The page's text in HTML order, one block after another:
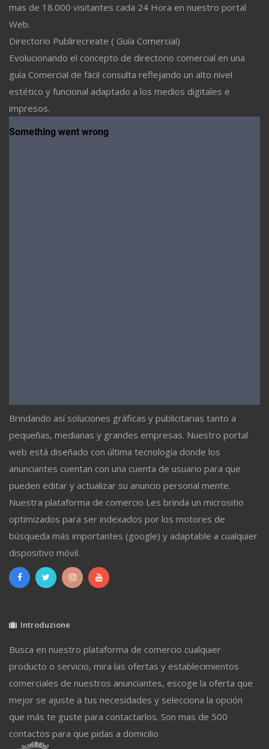
mas de 18.000 visitantes cada 24 Hora en nuestro portal
Web.
Directorio Publirecreate ( Guía Comercial)
Evolucionando el concepto de directorio comercial en una
guía Comercial de fácil consulta reflejando un alto nivel
estético y funcional adaptado a los medios digitales e
impresos.
Brindando así soluciones gráficas y publicitarias tanto a
pequeñas, medianas y grandes empresas. Nuestro portal
web está diseñado con última tecnología donde los
anunciantes cuentan con una cuenta de usuario para que
pueden editar y actualizar su anuncio personal mente.
Nuestra plataforma de comercio Les brinda un micrositio
optimizados para ser indexados por los motores de
búsqueda más importantes (google) y adaptable a cualquier
dispositivo móvil.
Introduzione
Busca en nuestro plataforma de comercio cualquier
producto o servicio, mira las ofertas y establecimientos
comerciales de nuestros anunciantes, escoge la oferta que
mejor se ajuste a tus necesidades y selecciona la opción
que más te guste para contactarlos. Son mas de 500
contactos para que pidas a domicilio